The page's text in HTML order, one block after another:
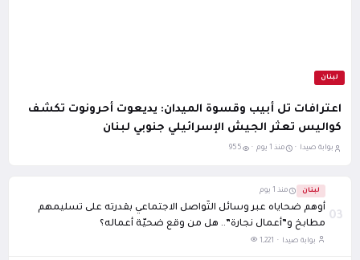
لبنان
اعترافات تل أبيب وقسوة الميدان: يديعوت أحرونوت تكشف
كواليس تعثر الجيش الإسرائيلي جنوبي لبنان
بوابة صيدا · منذ 1 يوم · 955
03
لبنان منذ 1 يوم
أوهم ضحاياه عبر وسائل التّواصل الاجتماعي بقدرته على تسليمهم
مطابخ و”أعمال نجارة”.. هل من وقع ضحيّة أعماله؟
بوابة صيدا · 1,221